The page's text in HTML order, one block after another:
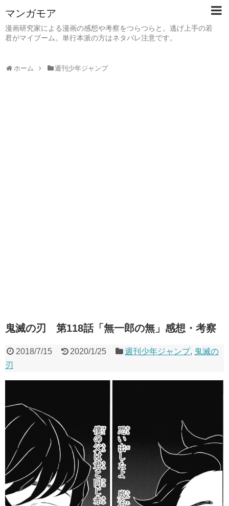
マンガモア
漫画研究家による漫画の感想や考察をつらつらと。逃げ上手の若
君がマイブーム。単行本派の方はネタバレ注意です。
ホーム 週刊少年ジャンプ
鬼滅の刃 第118話「無一郎の無」感想・考察
2018/7/15 2020/1/25 週刊少年ジャンプ, 鬼滅の
刃